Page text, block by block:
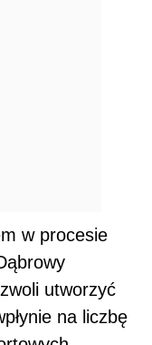
w procesie
utworzyć
na liczbę